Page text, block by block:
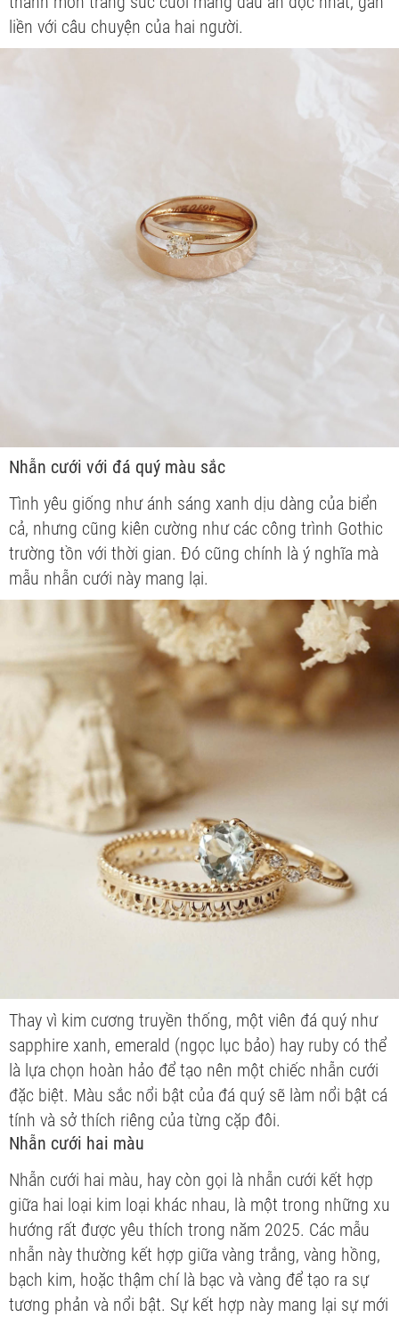
liền với câu chuyện của hai người.
Nhẫn cưới với đá quý màu sắc
Tình yêu giống như ánh sáng xanh dịu dàng của biển
cả, nhưng cũng kiên cường như các công trình Gothic
trường tồn với thời gian. Đó cũng chính là ý nghĩa mà
mẫu nhẫn cưới này mang lại.
Thay vì kim cương truyền thống, một viên đá quý như
sapphire xanh, emerald (ngọc lục bảo) hay ruby có thể
là lựa chọn hoàn hảo để tạo nên một chiếc nhẫn cưới
đặc biệt. Màu sắc nổi bật của đá quý sẽ làm nổi bật cá
tính và sở thích riêng của từng cặp đôi.
Nhẫn cưới hai màu
Nhẫn cưới hai màu, hay còn gọi là nhẫn cưới kết hợp
giữa hai loại kim loại khác nhau, là một trong những xu
hướng rất được yêu thích trong năm 2025. Các mẫu
nhẫn này thường kết hợp giữa vàng trắng, vàng hồng,
bạch kim, hoặc thậm chí là bạc và vàng để tạo ra sự
tương phản và nổi bật. Sự kết hợp này mang lại sự mới